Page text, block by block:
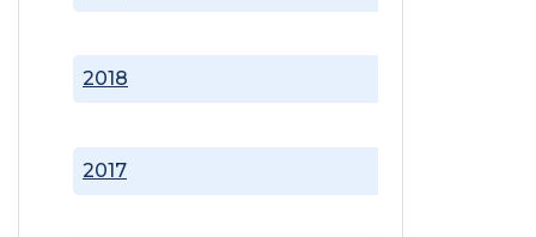
2017
2018